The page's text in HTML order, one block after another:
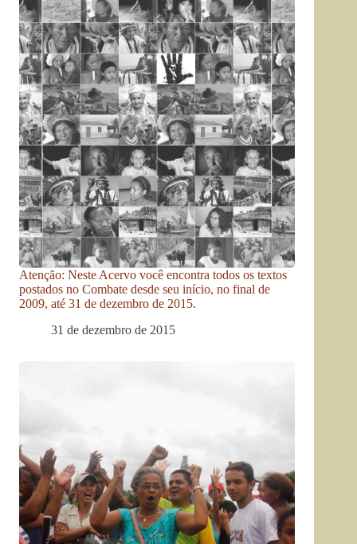
Atenção: Neste Acervo você encontra todos os textos
postados no Combate desde seu início, no final de
2009, até 31 de dezembro de 2015.
31 de dezembro de 2015